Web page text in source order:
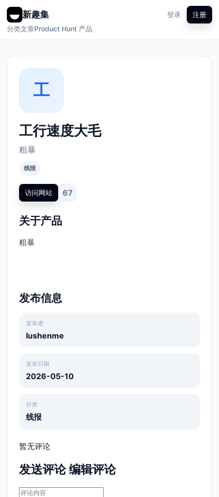
新趣集
分类文章Product Hunt 产品
登录 注册
工
工行速度大毛
粗暴
线报
访问网站 67
关于产品
粗暴
发布信息
发布者
lushenme
发布日期
2026-05-10
分类
线报
暂无评论
发送评论 编辑评论